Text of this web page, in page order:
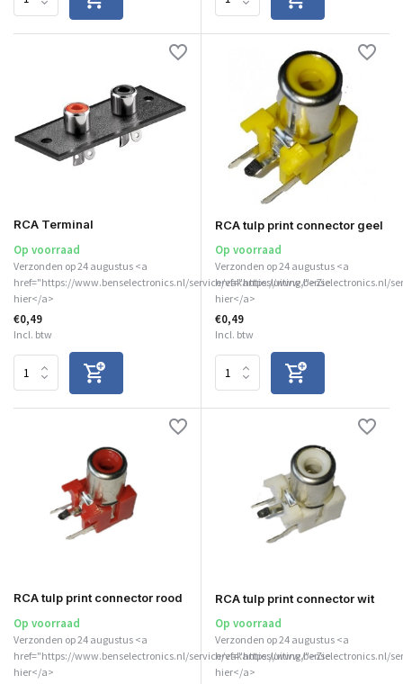
RCA Terminal
Op voorraad
Verzonden op 24 augustus <a
href="https://www.benselectronics.nl/service/vakantiesluiting/">Zie
hier</a>
€0,49
Incl. btw
RCA tulp print connector geel
Op voorraad
Verzonden op 24 augustus <a
href="https://www.benselectronics.nl/
hier</a>
€0,49
Incl. btw
RCA tulp print connector rood
Op voorraad
Verzonden op 24 augustus <a
href="https://www.benselectronics.nl/service/vakantiesluiting/">Zie
hier</a>
RCA tulp print connector wit
Op voorraad
Verzonden op 24 augustus <a
href="https://www.benselectronics.nl/
hier</a>